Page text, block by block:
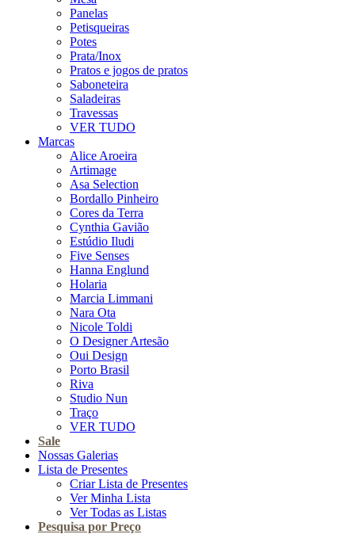
Panelas
Petisqueiras
Potes
Prata/Inox
Pratos e jogos de pratos
Saboneteira
Saladeiras
Travessas
VER TUDO
Marcas
Alice Aroeira
Artimage
Asa Selection
Bordallo Pinheiro
Cores da Terra
Cynthia Gavião
Estúdio Iludi
Five Senses
Hanna Englund
Holaria
Marcia Limmani
Nara Ota
Nicole Toldi
O Designer Artesão
Oui Design
Porto Brasil
Riva
Studio Nun
Traço
VER TUDO
Sale
Nossas Galerias
Lista de Presentes
Criar Lista de Presentes
Ver Minha Lista
Ver Todas as Listas
Pesquisa por Preço